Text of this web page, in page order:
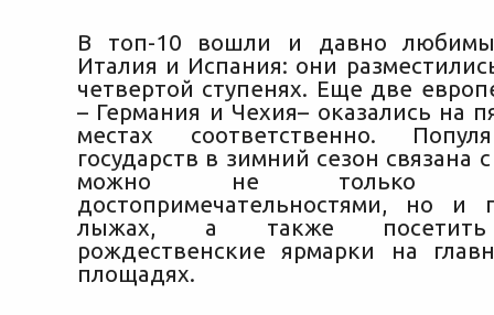
В топ-10 вошли и давно
Италия и Испания: они
четвертой ступенях. Еще две
– Германия и Чехия– оказались на
местах соответственно.
государств в зимний сезон связана
можно не только
достопримечательностями, но и
лыжах, а также посетить
рождественские ярмарки на
площадях.